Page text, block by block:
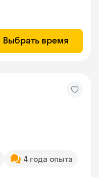
Выбрать время
4 года опыта